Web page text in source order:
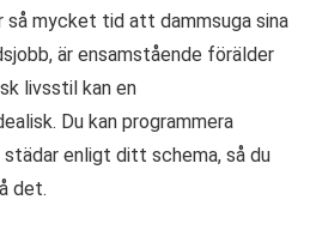
så mycket tid att dammsuga sina
är ensamstående förälder
livsstil kan en
Du kan programmera
enligt ditt schema, så du
det.